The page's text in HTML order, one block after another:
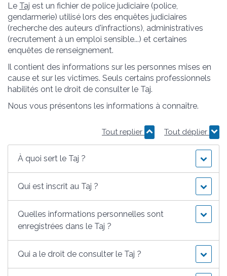
Le Taj est un fichier de police judiciaire (police,
gendarmerie) utilisé lors des enquêtes judiciaires
(recherche des auteurs d'infractions), administratives
(recrutement à un emploi sensible...) et certaines
enquêtes de renseignement.
Il contient des informations sur les personnes mises en
cause et sur les victimes. Seuls certains professionnels
habilités ont le droit de consulter le Taj.
Nous vous présentons les informations à connaître.
Tout replier Tout déplier
À quoi sert le Taj ?
Qui est inscrit au Taj ?
Quelles informations personnelles sont
enregistrées dans le Taj ?
Qui a le droit de consulter le Taj ?